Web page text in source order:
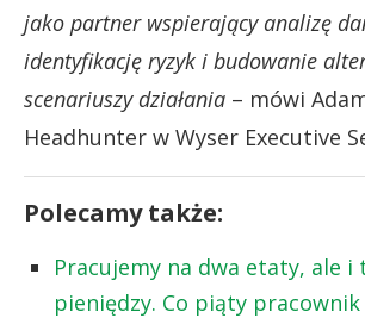
jako partner wspierający analizę
identyfikację ryzyk i budowanie
scenariuszy działania – mówi
Headhunter w Wyser Executive
Polecamy także:
Pracujemy na dwa etaty, ale i
pieniędzy. Co piąty